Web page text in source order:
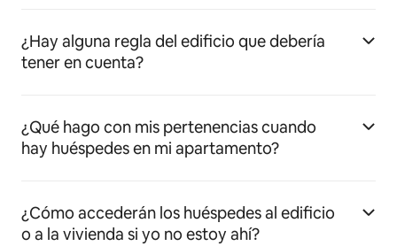
¿Hay alguna regla del edificio que debería
tener en cuenta?
¿Qué hago con mis pertenencias cuando
hay huéspedes en mi apartamento?
¿Cómo accederán los huéspedes al edificio
o a la vivienda si yo no estoy ahí?